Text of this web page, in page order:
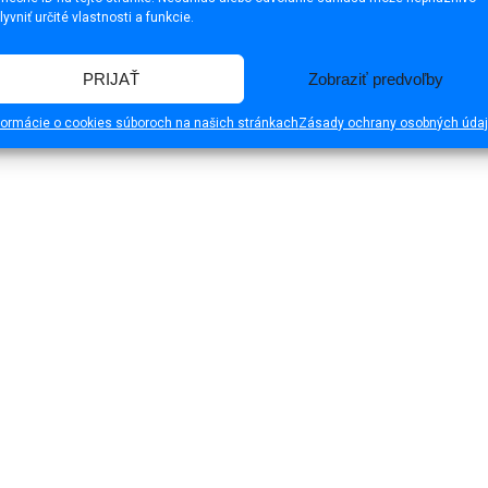
určité vlastnosti a funkcie.
PRIJAŤ Zobraziť predvoľby
o cookies súboroch na našich stránkachZásady ochrany osobných